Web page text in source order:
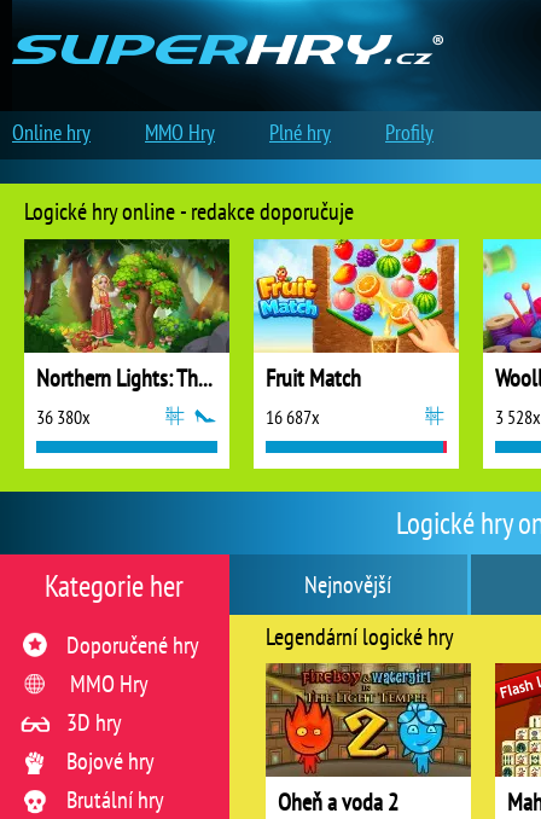
Logické hry
Nejnovější
Legendární logické hry
Oheň a voda 2
Kategorie her
Doporučené hry
MMO Hry
3D hry
Bojové hry
Brutální hry
Logické hry online - redakce doporučuje
Northern Lights: The Secret of the Forest
36 380x
Fruit Match
16 687x 3 528x
Online hry MMO Hry Plné hry Profily